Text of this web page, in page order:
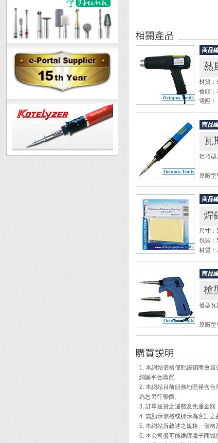
商品
熱
材質
槍頭
電壓
輸入
輸出
熱風
第
◆ 用途
冷凍
◆ 出風
產品
商品
瓦
輕巧
原廠
全長
重量
烙鐵
噴火
瓦斯
使用
適用
◆ 烙
◆ 附
作、
商品
焊
尺寸
包裝
材質
◆ 此焊
一層
焊接
跟空
◆ 將焊
烙鐵
商品
槍
槍型
原廠
烙鐵
噴火
使用
適用
◆ 自
◆ 約
1. 本網站價格僅對經銷商會
網購平台購買
2. 本網站目前服務地區僅含
為您另行報價。
3. 訂單送貨之運費及免運金
4. 無顯示價格或標示為客訂
5. 本網站所敘述之規格、價
6. 本公司盡可能維護電子商